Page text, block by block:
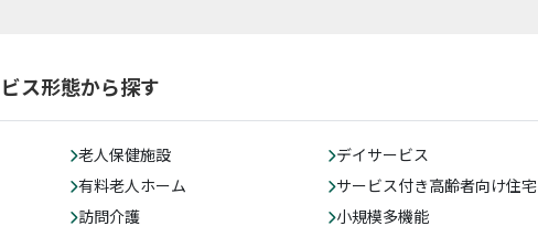
ス形態から探す
老人保健施設
デイサービス
有料老人ホーム
サービス付き高齢者向け住宅
訪問介護
小規模多機能